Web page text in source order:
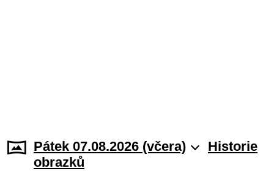
Pátek 07.08.2026 (včera)
Historie
obrazků